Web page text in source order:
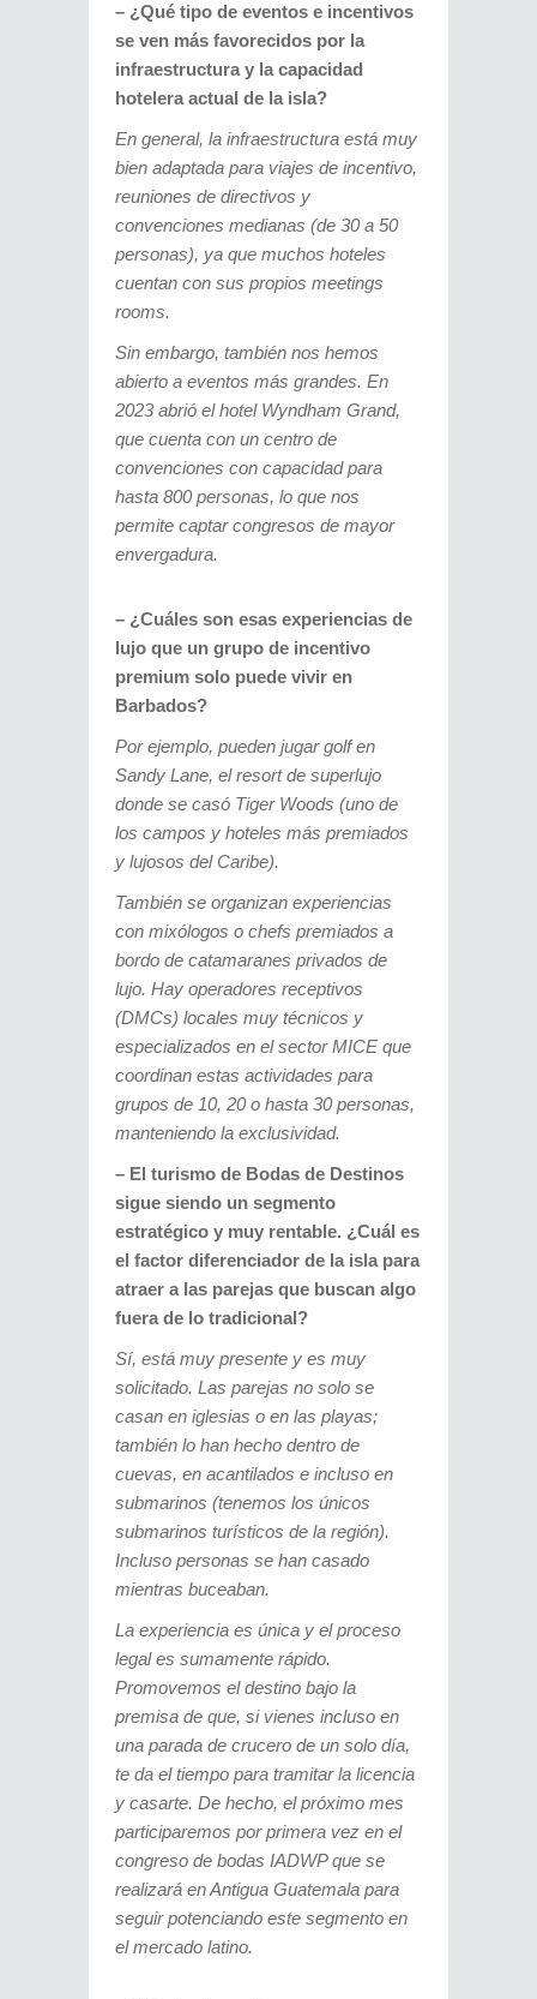
– ¿Qué tipo de eventos e incentivos
se ven más favorecidos por la
infraestructura y la capacidad
hotelera actual de la isla?
En general, la infraestructura está muy
bien adaptada para viajes de incentivo,
reuniones de directivos y
convenciones medianas (de 30 a 50
personas), ya que muchos hoteles
cuentan con sus propios meetings
rooms.
Sin embargo, también nos hemos
abierto a eventos más grandes. En
2023 abrió el hotel Wyndham Grand,
que cuenta con un centro de
convenciones con capacidad para
hasta 800 personas, lo que nos
permite captar congresos de mayor
envergadura.
– ¿Cuáles son esas experiencias de
lujo que un grupo de incentivo
premium solo puede vivir en
Barbados?
Por ejemplo, pueden jugar golf en
Sandy Lane, el resort de superlujo
donde se casó Tiger Woods (uno de
los campos y hoteles más premiados
y lujosos del Caribe).
También se organizan experiencias
con mixólogos o chefs premiados a
bordo de catamaranes privados de
lujo. Hay operadores receptivos
(DMCs) locales muy técnicos y
especializados en el sector MICE que
coordinan estas actividades para
grupos de 10, 20 o hasta 30 personas,
manteniendo la exclusividad.
– El turismo de Bodas de Destinos
sigue siendo un segmento
estratégico y muy rentable. ¿Cuál es
el factor diferenciador de la isla para
atraer a las parejas que buscan algo
fuera de lo tradicional?
Sí, está muy presente y es muy
solicitado. Las parejas no solo se
casan en iglesias o en las playas;
también lo han hecho dentro de
cuevas, en acantilados e incluso en
submarinos (tenemos los únicos
submarinos turísticos de la región).
Incluso personas se han casado
mientras buceaban.
La experiencia es única y el proceso
legal es sumamente rápido.
Promovemos el destino bajo la
premisa de que, si vienes incluso en
una parada de crucero de un solo día,
te da el tiempo para tramitar la licencia
y casarte. De hecho, el próximo mes
participaremos por primera vez en el
congreso de bodas IADWP que se
realizará en Antigua Guatemala para
seguir potenciando este segmento en
el mercado latino.